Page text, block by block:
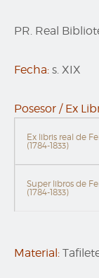
PR. Real
Fecha: s. XIX
Posesor / Ex
Ex libris real de
(1784-1833)
Super libros de
(1784-1833)
Material: